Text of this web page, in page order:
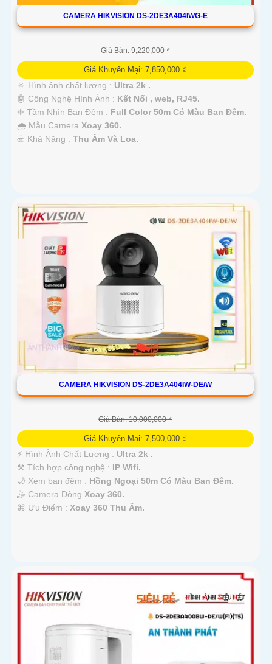
CAMERA HIKVISION DS-2DE3A404IWG-E
Giá Bán: 9,220,000 ₫
Giá Khuyến Mại: 7,850,000 ₫
🔅 Hình ảnh chất lượng : Ultra 2k .
🤖️ Công Nghệ Hình Ảnh : Kết Nối , web, RJ45.
❈ Tầm Nhìn Ban Đêm : Full Color 50m Có Màu Ban Ðêm.
🌧️ Mẫu Camera Xoay 360.
️☣️ Khả Năng : Thu Âm Và Loa.
CAMERA HIKVISION DS-2DE3A404IW-DE/W
Giá Bán: 10,000,000 ₫
Giá Khuyến Mại: 7,500,000 ₫
️⚡ Hình Ành Chất Lượng : Ultra 2k .
⚒ Tích hợp công nghệ : IP Wifi.
🌙 Xem ban đêm : Hồng Ngoại 50m Có Màu Ban Đêm.
🤹 Camera Dòng Xoay 360.
️⌘ Ưu Điểm : Xoay 360 Thu Âm.